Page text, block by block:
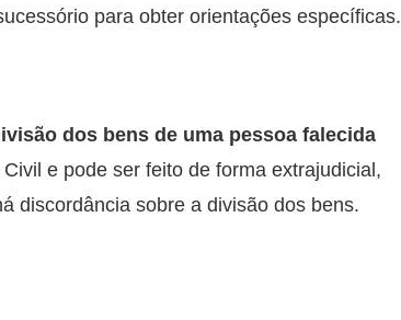
para obter orientações específicas.
dos bens de uma pessoa falecida
e pode ser feito de forma extrajudicial,
discordância sobre a divisão dos bens.